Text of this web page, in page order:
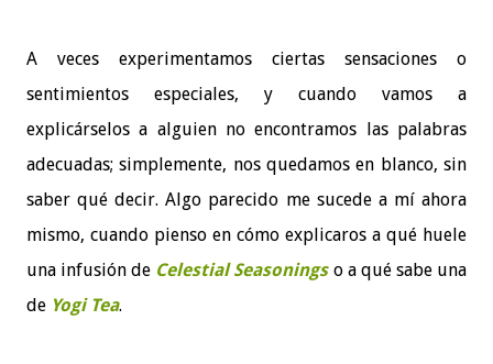
A veces experimentamos ciertas sensaciones o
sentimientos especiales, y cuando vamos a
explicárselos a alguien no encontramos las palabras
adecuadas; simplemente, nos quedamos en blanco, sin
saber qué decir. Algo parecido me sucede a mí ahora
mismo, cuando pienso en cómo explicaros a qué huele
una infusión de Celestial Seasoningso a qué sabe una
de Yogi Tea.